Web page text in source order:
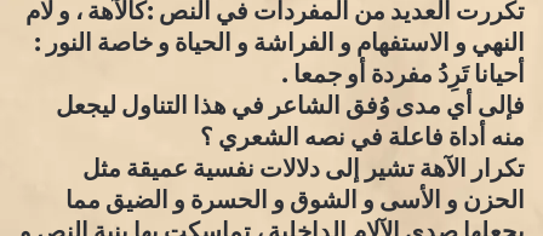
تكررت العديد من المفردات في النص :كالآهة ، و لام
النهي و الاستفهام و الفراشة و الحياة و خاصة النور :
أحيانا تَرِدُ مفردة أو جمعا .
فإلى أي مدى وُفق الشاعر في هذا التناول ليجعل
منه أداة فاعلة في نصه الشعري ؟
تكرار الآهة تشير إلى دلالات نفسية عميقة مثل
الحزن و الأسى و الشوق و الحسرة و الضيق مما